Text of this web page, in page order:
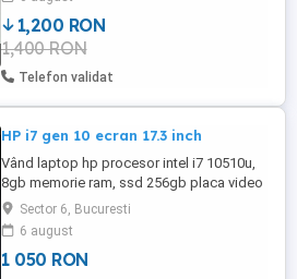
excelentă, baterie buna, semne foarte fine
de uzura. Laptopul are husa originala,
achizitionat in 2020, primul proprietar. Ofer
si accesorii ...
1,200 RON
1,400 RON
Telefon validat
HP i7 gen 10 ecran 17.3 inch
Vând laptop hp procesor intel i7 10510u,
8gb memorie ram, ssd 256gb placa video
dedicata amd radeon hd, ecran 17.3 inch,
bateria în jur de 2 ore jumatate nu trimit în
tara
Sector 6, Bucuresti
6 august
1 050 RON